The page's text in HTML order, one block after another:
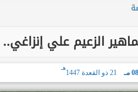
الزعيم علي
مـ 21 ذو القعدة 1447
هـ